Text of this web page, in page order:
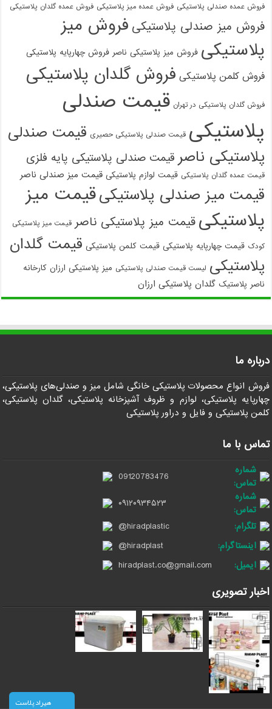
فروش عمده صندلی پلاستیکی فروش عمده میز پلاستیکی فروش عمده گلدان پلاستیکی
فروش میز صندلی پلاستیکی فروش میز
پلاستیکی فروش میز پلاستیکی ناصر فروش چهارپایه پلاستیکی
فروش کلمن پلاستیکی فروش گلدان پلاستیکی
فروش گلدان پلاستیکی در تهران قیمت صندلی
پلاستیکی قیمت صندلی پلاستیکی حصیری قیمت صندلی
پلاستیکی ناصر قیمت صندلی پلاستیکی پایه فلزی
قیمت عمده گلدان پلاستیکی قیمت لوازم پلاستیکی قیمت میز صندلی ناصر
قیمت میز صندلی پلاستیکیقیمت میز
پلاستیکی قیمت میز پلاستیکی ناصر قیمت میز پلاستیکی
کودک قیمت چهارپایه پلاستیکی قیمت کلمن پلاستیکی قیمت گلدان
پلاستیکی لیست قیمت صندلی پلاستیکی میز پلاستیکی ارزان کارخانه
ناصر پلاستیک گلدان پلاستیکی ارزان
درباره ما
فروش انواع محصولات پلاستیکی خانگی شامل میز و صندلی‌های پلاستیکی،
چهارپایه پلاستیکی، لوازم و ظروف آشپزخانه پلاستیکی، گلدان پلاستیکی،
کلمن پلاستیکی و فایل و دراور پلاستیکی
تماس با ما
شماره
تماس:
09120783476
شماره
تماس:
۰۹۱۲۰۹۳۴۵۲۳
تلگرام:
@hiradplastic
اینستاگرام:
@hiradplast
ایمیل:
hiradplast.co@gmail.com
اخبار تصویری
هیراد پلاست